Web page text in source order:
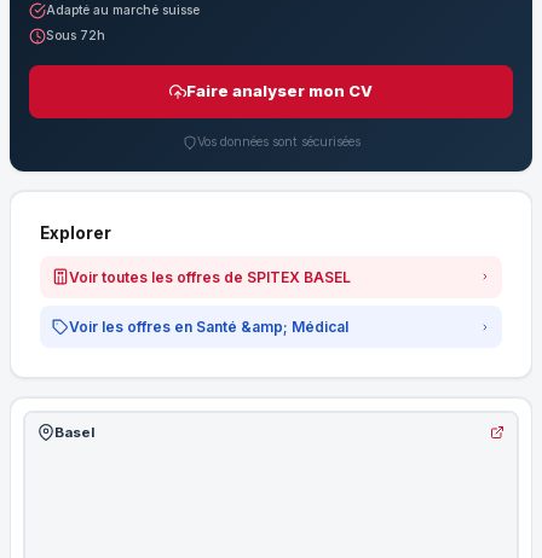
Adapté au marché suisse
Sous 72h
Faire analyser mon CV
Vos données sont sécurisées
Explorer
Voir toutes les offres de SPITEX BASEL
Voir les offres en Santé &amp; Médical
Basel